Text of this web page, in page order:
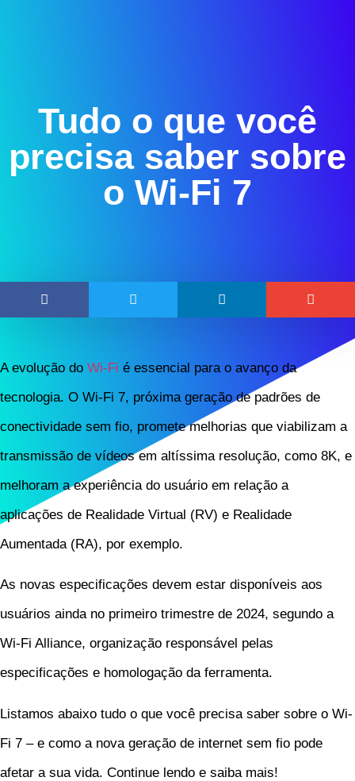
Tudo o que você
precisa saber sobre
o Wi-Fi 7
A evolução do Wi-Fi é essencial para o avanço da
tecnologia. O Wi-Fi 7, próxima geração de padrões de
conectividade sem fio, promete melhorias que viabilizam a
transmissão de vídeos em altíssima resolução, como 8K, e
melhoram a experiência do usuário em relação a
aplicações de Realidade Virtual (RV) e Realidade
Aumentada (RA), por exemplo.
As novas especificações devem estar disponíveis aos
usuários ainda no primeiro trimestre de 2024, segundo a
Wi-Fi Alliance, organização responsável pelas
especificações e homologação da ferramenta.
Listamos abaixo tudo o que você precisa saber sobre o Wi-
Fi 7 – e como a nova geração de internet sem fio pode
afetar a sua vida. Continue lendo e saiba mais!